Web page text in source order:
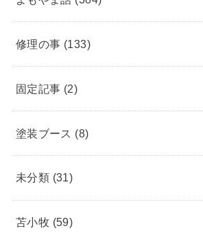
修理の事 (133)
固定記事 (2)
塗装ブース (8)
未分類 (31)
苫小牧 (59)